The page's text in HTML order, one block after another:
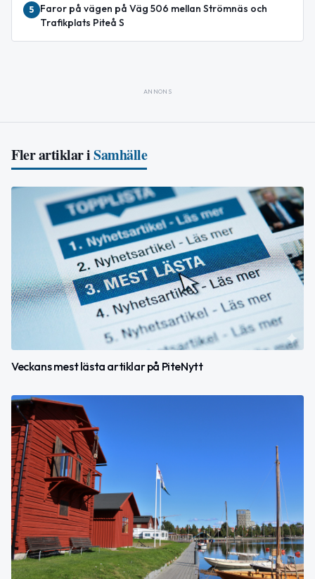
5
Faror på vägen på Väg 506 mellan Strömnäs och
Trafikplats Piteå S
ANNONS
Fler artiklar iSamhälle
Veckans mest lästa artiklar på PiteNytt